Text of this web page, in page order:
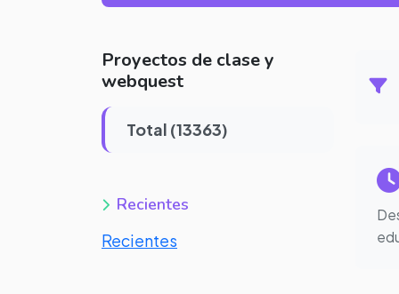
Proyectos de clase y
webquest
Total (13363)
Recientes
Recientes